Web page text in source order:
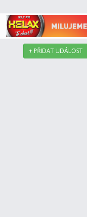
+ PŘIDAT UDÁLOST